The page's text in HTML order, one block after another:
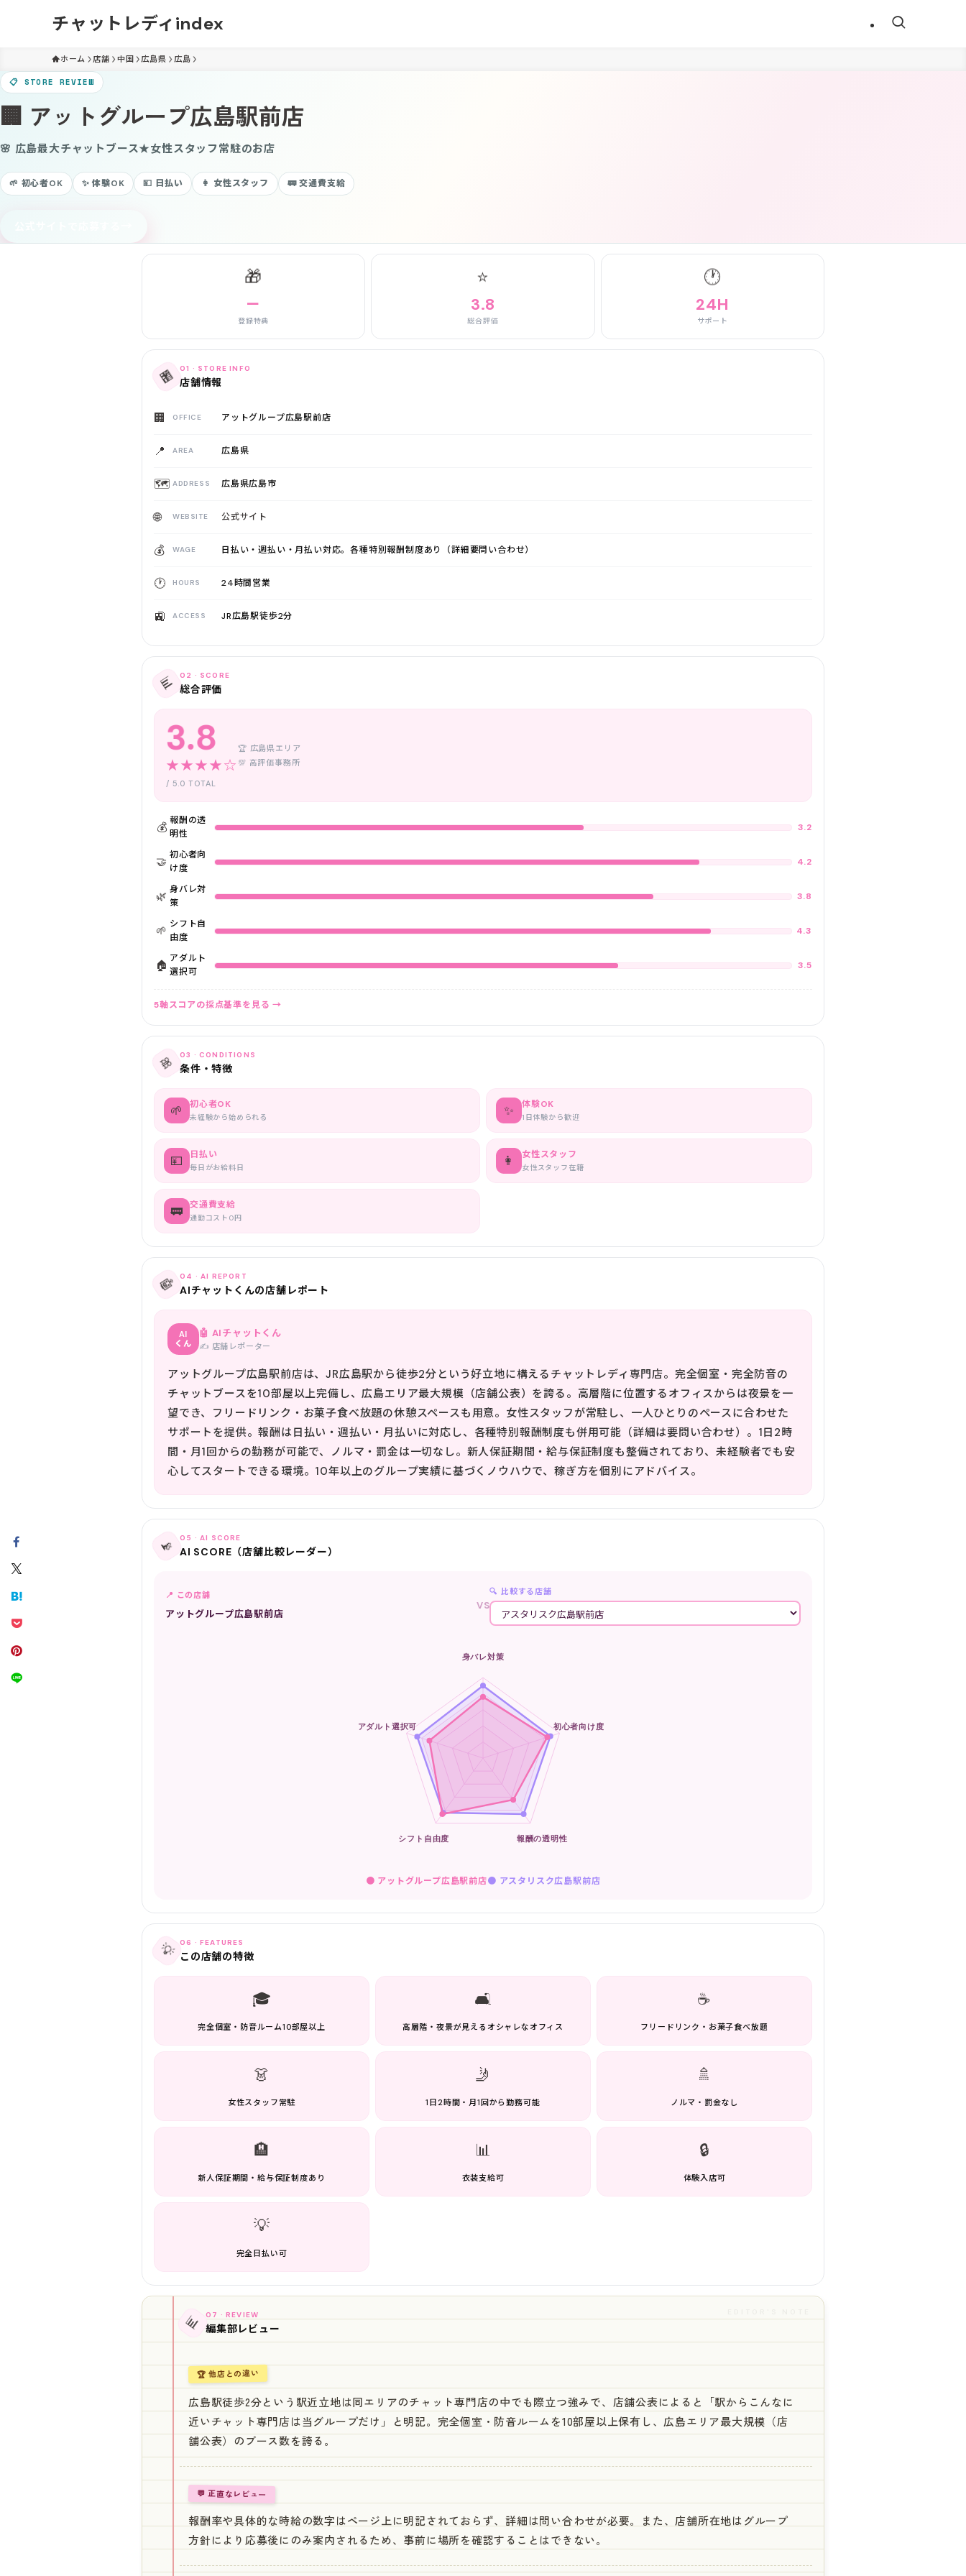
チャットレディindex
ホーム 店舗 中国 広島県 広島
📋 STORE REVIEW
🏢 アットグループ広島駅前店
🌸 広島最大チャットブース★女性スタッフ常駐のお店
🌱 初心者OK ✨ 体験OK 💴 日払い 👩 女性スタッフ 🚃 交通費支給
🎁
－
登録特典
⭐
3.8
総合評価
🕐
24H
サポート
🏪
01 · STORE INFO
店舗情報
🏢 OFFICE アットグループ広島駅前店
📍 AREA 広島県
🗺️ ADDRESS 広島県広島市
🌐 WEBSITE 公式サイト
💰 WAGE 日払い・週払い・月払い対応。各種特別報酬制度あり（詳細要問い合わせ）
🕐 HOURS 24時間営業
🚉 ACCESS JR広島駅徒歩2分
📊
02 · SCORE
総合評価
3.8
★★★★☆
/ 5.0 TOTAL
🏆 広島県エリア
💯 高評価事務所
💰 報酬の透
明性
3.2
🤝 初心者向
け度
4.2
🌿 身バレ対
策
3.8
🌱 シフト自
由度
4.3
🏠 アダルト
選択可
3.5
5軸スコアの採点基準を見る →
🎀
03 · CONDITIONS
条件・特徴
🌱 初心者OK
未経験から始められる ✨ 体験OK
1日体験から歓迎
💴 日払い
毎日がお給料日 👩 女性スタッフ
女性スタッフ在籍
🚃 交通費支給
通勤コスト0円
🤖
04 · AI REPORT
AIチャットくんの店舗レポート
AI
くん
🤖 AIチャットくん
✍️ 店舗レポーター
アットグループ広島駅前店は、JR広島駅から徒歩2分という好立地に構えるチャットレディ専門店。完全個室・完全防音の
チャットブースを10部屋以上完備し、広島エリア最大規模（店舗公表）を誇る。高層階に位置するオフィスからは夜景を一
望でき、フリードリンク・お菓子食べ放題の休憩スペースも用意。女性スタッフが常駐し、一人ひとりのペースに合わせた
サポートを提供。報酬は日払い・週払い・月払いに対応し、各種特別報酬制度も併用可能（詳細は要問い合わせ）。1日2時
間・月1回からの勤務が可能で、ノルマ・罰金は一切なし。新人保証期間・給与保証制度も整備されており、未経験者でも安
心してスタートできる環境。10年以上のグループ実績に基づくノウハウで、稼ぎ方を個別にアドバイス。
📡
05 · AI SCORE
AI SCORE（店舗比較レーダー）
📍 この店舗
アットグループ広島駅前店
VS
🔍 比較する店舗
● アットグループ広島駅前店● アスタリスク広島駅前店
💡 06 · FEATURES
この店舗の特徴
🎓
完全個室・防音ルーム10部屋以上
🛋️
高層階・夜景が見えるオシャレなオフィス
☕
フリードリンク・お菓子食べ放題
👗
女性スタッフ常駐
🤳
1日2時間・月1回から勤務可能
🚿
ノルマ・罰金なし
🏨
新人保証期間・給与保証制度あり
📊
衣装支給可
🔒
体験入店可
💡
完全日払い可
📊 07 · REVIEW
編集部レビュー
🏆 他店との違い
広島駅徒歩2分という駅近立地は同エリアのチャット専門店の中でも際立つ強みで、店舗公表によると「駅からこんなに
近いチャット専門店は当グループだけ」と明記。完全個室・防音ルームを10部屋以上保有し、広島エリア最大規模（店
舗公表）のブース数を誇る。
💬 正直なレビュー
報酬率や具体的な時給の数字はページ上に明記されておらず、詳細は問い合わせが必要。また、店舗所在地はグループ
方針により応募後にのみ案内されるため、事前に場所を確認することはできない。